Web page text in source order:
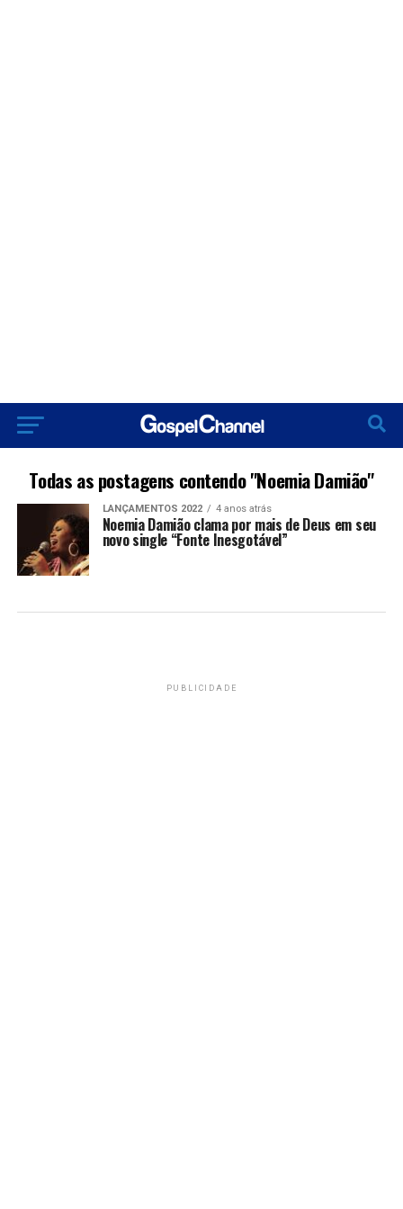
Todas as postagens contendo "Noemia Damião"
LANÇAMENTOS 2022 4 anos atrás
Noemia Damião clama por mais de Deus em seu
novo single “Fonte Inesgotável”
PUBLICIDADE